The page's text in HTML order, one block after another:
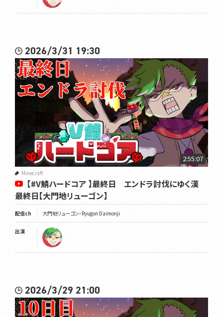
2026/3/31 19:30
2:55:07
Minecraft
【#V鯖ハードコア 】最終日 エンドラ討伐にゆく漢
最終日【大門地リューゴン】
配信ch 大門地リューゴン・Ryugon Daimonji
出演
2026/3/29 21:00